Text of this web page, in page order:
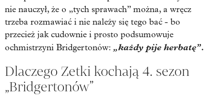
nie nauczył, że o „tych sprawach” można, a wręcz
trzeba rozmawiać i nie należy się tego bać - bo
przecież jak cudownie i prosto podsumowuje
ochmistrzyni Bridgertonów: „każdy pije herbatę”.
Dlaczego Zetki kochają 4. sezon
„Bridgertonów”